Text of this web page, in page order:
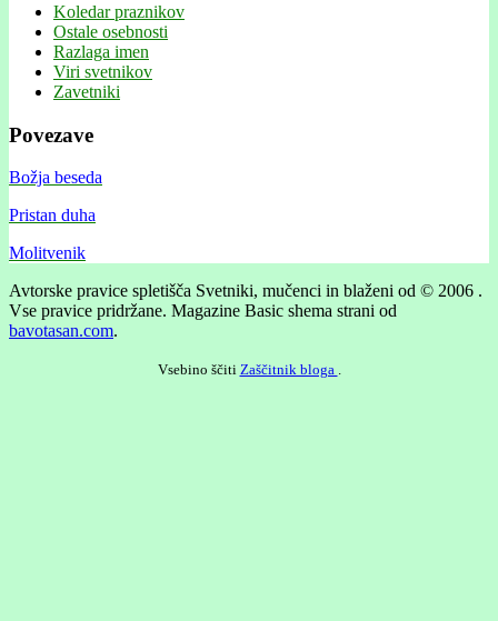
Koledar praznikov
Ostale osebnosti
Razlaga imen
Viri svetnikov
Zavetniki
Povezave
Božja beseda
Pristan duha
Molitvenik
Avtorske pravice spletišča Svetniki, mučenci in blaženi od © 2006 .
Vse pravice pridržane. Magazine Basic shema strani od
bavotasan.com.
Vsebino ščiti Zaščitnik bloga .